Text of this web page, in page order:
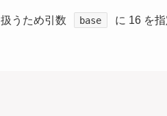
うため引数 base
に 16 を